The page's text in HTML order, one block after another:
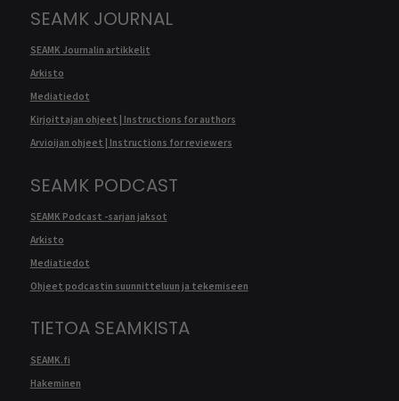
SEAMK JOURNAL
SEAMK Journalin artikkelit
Arkisto
Mediatiedot
Kirjoittajan ohjeet | Instructions for authors
Arvioijan ohjeet | Instructions for reviewers
SEAMK PODCAST
SEAMK Podcast -sarjan jaksot
Arkisto
Mediatiedot
Ohjeet podcastin suunnitteluun ja tekemiseen
TIETOA SEAMKISTA
SEAMK.fi
Hakeminen